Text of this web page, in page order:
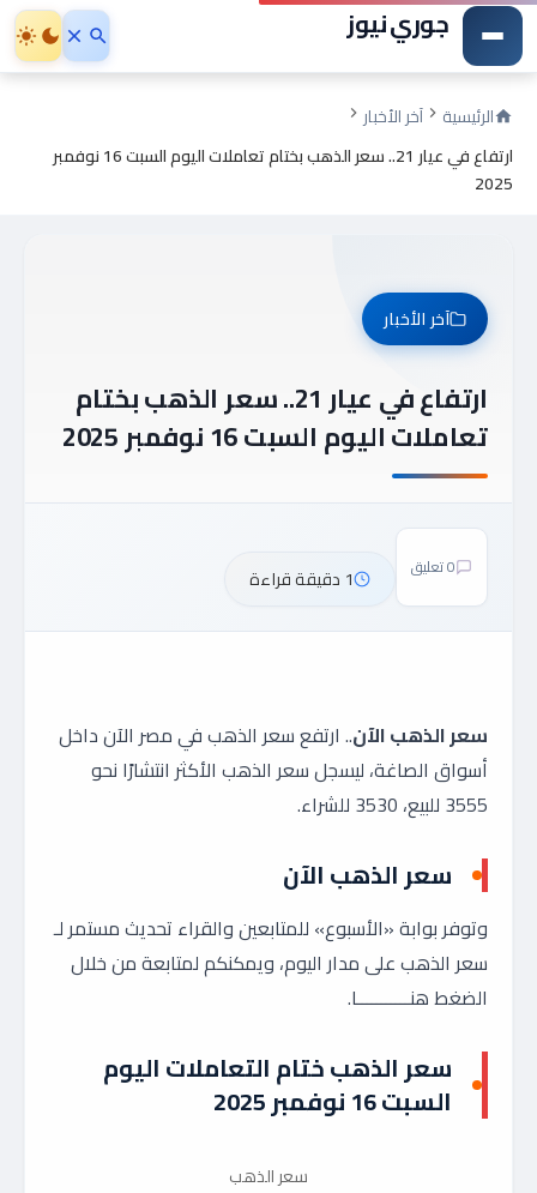
جوري نيوز
الرئيسية
آخر الأخبار
ارتفاع في عيار 21.. سعر الذهب بختام تعاملات اليوم السبت 16 نوفمبر
2025
آخر الأخبار
ارتفاع في عيار 21.. سعر الذهب بختام
تعاملات اليوم السبت 16 نوفمبر 2025
0 تعليق 1 دقيقة قراءة
سعر الذهب الآن.. ارتفع سعر الذهب في مصر الآن داخل
أسواق الصاغة، ليسجل سعر الذهب الأكثر انتشارًا نحو
3555 للبيع، 3530 للشراء.
سعر الذهب الآن
وتوفر بوابة «الأسبوع» للمتابعين والقراء تحديث مستمر لـ
سعر الذهب على مدار اليوم، ويمكنكم لمتابعة من خلال
الضغط هنـــــــــــا.
سعر الذهب ختام التعاملات اليوم
السبت 16 نوفمبر 2025
سعر الذهب